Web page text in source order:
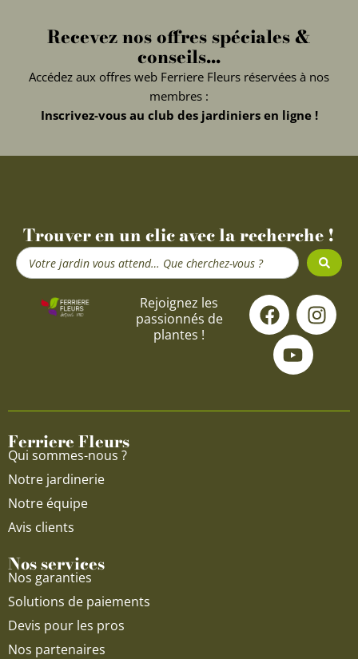
Recevez nos offres spéciales &
conseils...
Accédez aux offres web Ferriere Fleurs réservées à nos
membres :
Inscrivez-vous au club des jardiniers en ligne !
Trouver en un clic avec la recherche !
Search
...
Rejoignez les
passionnés de
plantes !
F
a
c
e
o
I
n
s
g
Y
o
u
t
u
b
Ferriere Fleurs
Qui sommes-nous ?
Notre jardinerie
Notre équipe
Avis clients
Nos services
Nos garanties
Solutions de paiements
Devis pour les pros
Nos partenaires